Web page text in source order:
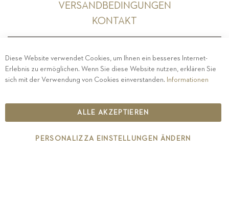
VERSANDBEDINGUNGEN
KONTAKT
PRIVACY-IMPRESSUM- COOKIE POLICY-
ETHISCHER KODEX
IT00126670215
Diese Website verwendet Cookies, um Ihnen ein besseres Internet-
Erlebnis zu ermöglichen. Wenn Sie diese Website nutzen, erklären Sie
sich mit der Verwendung von Cookies einverstanden. Informationen
ALLE AKZEPTIEREN
PERSONALIZZA EINSTELLUNGEN ÄNDERN